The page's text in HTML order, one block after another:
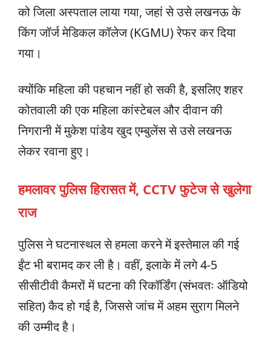
को जिला अस्पताल लाया गया, जहां से उसे लखनऊ के
किंग जॉर्ज मेडिकल कॉलेज (KGMU) रेफर कर दिया
गया।
क्योंकि महिला की पहचान नहीं हो सकी है, इसलिए शहर
कोतवाली की एक महिला कांस्टेबल और दीवान की
निगरानी में मुकेश पांडेय खुद एम्बुलेंस से उसे लखनऊ
लेकर रवाना हुए।
हमलावर पुलिस हिरासत में, CCTV फुटेज से खुलेगा
राज
पुलिस ने घटनास्थल से हमला करने में इस्तेमाल की गई
ईंट भी बरामद कर ली है। वहीं, इलाके में लगे 4-5
सीसीटीवी कैमरों में घटना की रिकॉर्डिंग (संभवतः ऑडियो
सहित) कैद हो गई है, जिससे जांच में अहम सुराग मिलने
की उम्मीद है।